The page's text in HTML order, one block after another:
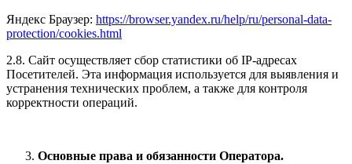
Яндекс Браузер: https://browser.yandex.ru/help/ru/personal-data-
protection/cookies.html
2.8. Сайт осуществляет сбор статистики об IP-адресах
Посетителей. Эта информация используется для выявления и
устранения технических проблем, а также для контроля
корректности операций.
Основные права и обязанности Оператора.